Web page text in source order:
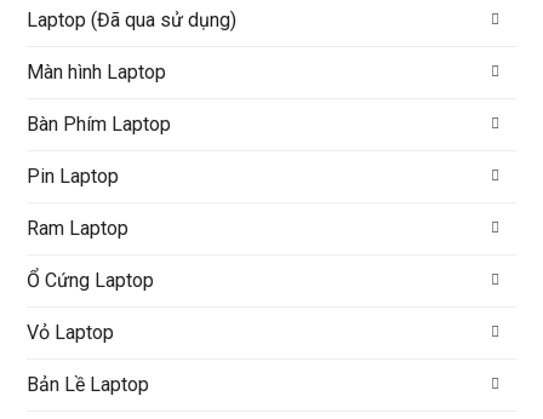
Laptop (Đã qua sử dụng)
Màn hình Laptop
Bàn Phím Laptop
Pin Laptop
Ram Laptop
Ổ Cứng Laptop
Vỏ Laptop
Bản Lề Laptop